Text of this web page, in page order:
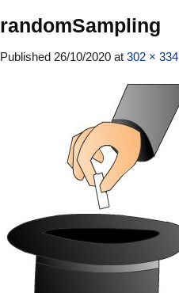
randomSampling
Published 26/10/2020 at 302 × 334